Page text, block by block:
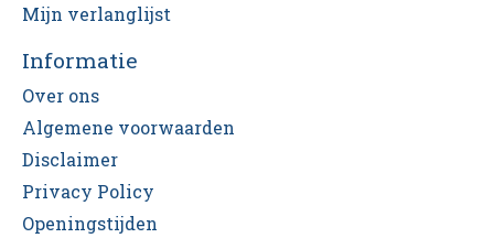
Mijn verlanglijst
Informatie
Over ons
Algemene voorwaarden
Disclaimer
Privacy Policy
Openingstijden